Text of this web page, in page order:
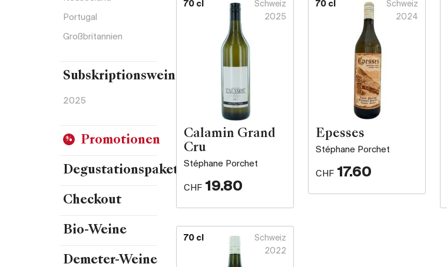
Portugal
Großbritannien
Subskriptionsweine
2025
Promotionen
Degustationspakete
Checkout
Bio-Weine
Demeter-Weine
70 cl
Schweiz
2025
Calamin Grand
Cru
Stéphane Porchet
CHF 19.80
70 cl
Schweiz
2024
Epesses
Stéphane Porchet
CHF 17.60
70 cl
Schweiz
2022